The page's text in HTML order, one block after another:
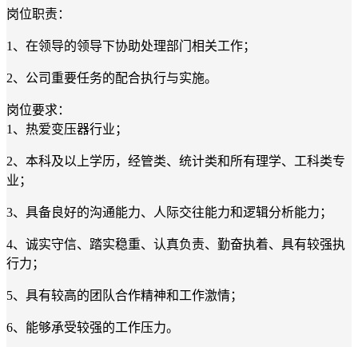
岗位职责：
1 、在领导的领导下协助处理部门相关工作；
2、公司重要任务的配合执行与实施。
岗位要求：
1 、热爱变压器行业；
2、本科及以上学历，经管类、统计类和所有理学、工科类专
业；
3、具备良好的沟通能力、人际交往能力和逻辑分析能力；
4、诚实守信、踏实稳重、认真负责、勤奋执着、具有较强执
行力；
5、具有较高的团队合作精神和工作激情；
6、能够承受较强的工作压力。